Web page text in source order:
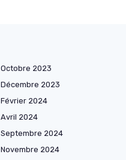
Octobre 2023
Décembre 2023
Février 2024
Avril 2024
Septembre 2024
Novembre 2024